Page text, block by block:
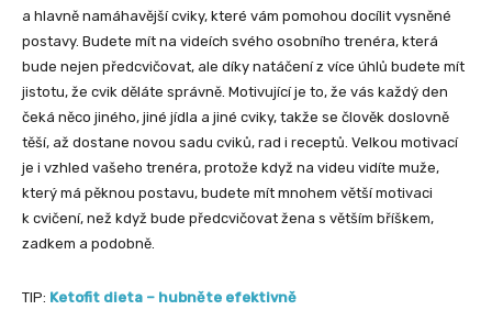
a hlavně namáhavější cviky, které vám pomohou docílit vysněné
postavy. Budete mít na videích svého osobního trenéra, která
bude nejen předcvičovat, ale díky natáčení z více úhlů budete mít
jistotu, že cvik děláte správně. Motivující je to, že vás každý den
čeká něco jiného, jiné jídla a jiné cviky, takže se člověk doslovně
těší, až dostane novou sadu cviků, rad i receptů. Velkou motivací
je i vzhled vašeho trenéra, protože když na videu vidíte muže,
který má pěknou postavu, budete mít mnohem větší motivaci
k cvičení, než když bude předcvičovat žena s větším bříškem,
zadkem a podobně.
TIP: Ketofit dieta – hubněte efektivně